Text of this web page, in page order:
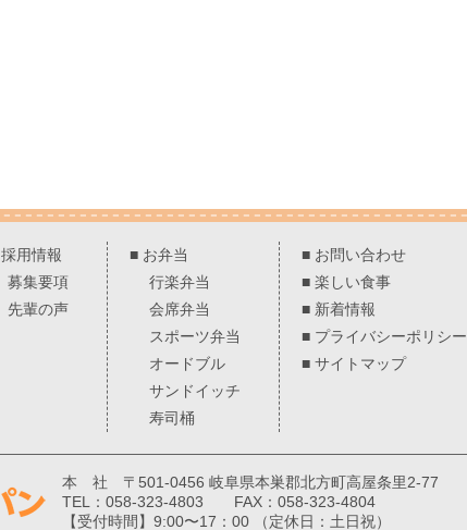
採用情報
募集要項
先輩の声
■ お弁当
行楽弁当
会席弁当
スポーツ弁当
オードブル
サンドイッチ
寿司桶
■ お問い合わせ
■ 楽しい食事
■ 新着情報
■ プライバシーポリシー
■ サイトマップ
本 社 〒501-0456 岐阜県本巣郡北方町高屋条里2-77
TEL：058-323-4803 FAX：058-323-4804
【受付時間】9:00〜17：00 （定休日：土日祝）